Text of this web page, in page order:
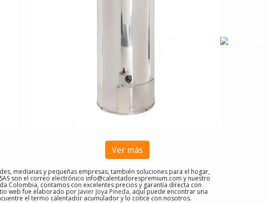
Ver más
medianas y pequeñas empresas, también soluciones para el hogar,
son el correo electrónico info@calentadorespremium.com y nuestro
Colombia, contamos con excelentes precios y garantía directa con
web fue elaborado por Javier Joya Pineda, aquí puede encontrar una
el termo calentador acumulador y lo cotice con nosotros.